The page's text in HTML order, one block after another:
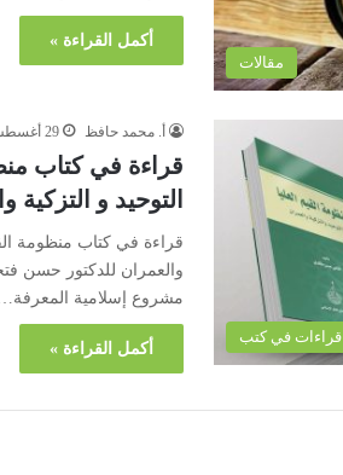
مقالات
أكمل القراءة »
قراءات في كتب
أ. محمد حافظ 29 أغسطس، 2019
قراءة في كتاب
التوحيد و التزكية
قراءة في كتاب منظومة
والعمران للدكتور حسن
مشروع إسلامية
أكمل القراءة »